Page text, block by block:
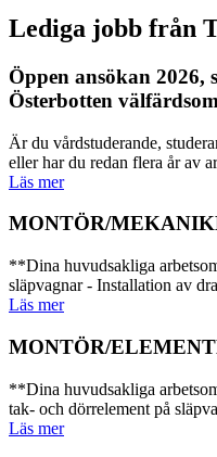
Lediga jobb från
Öppen ansökan 2026,
Österbotten
Är du vårdstuderande,
eller har du redan flera år av
Läs mer
MONTÖR/
**Dina huvudsakliga
släpvagnar - Installation av
Läs mer
MONTÖR/
**Dina huvudsakliga
tak- och dörrelement på
Läs mer